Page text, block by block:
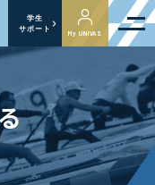
学生
サポート
My UNIVAS